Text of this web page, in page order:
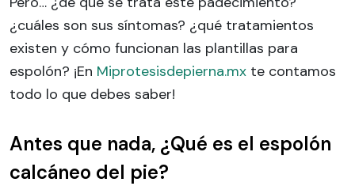
¿cuáles son sus síntomas? ¿qué tratamientos
existen y cómo funcionan las plantillas para
espolón? ¡En Miprotesisdepierna.mx te contamos
todo lo que debes saber!
Antes que nada, ¿Qué es el espolón
calcáneo del pie?